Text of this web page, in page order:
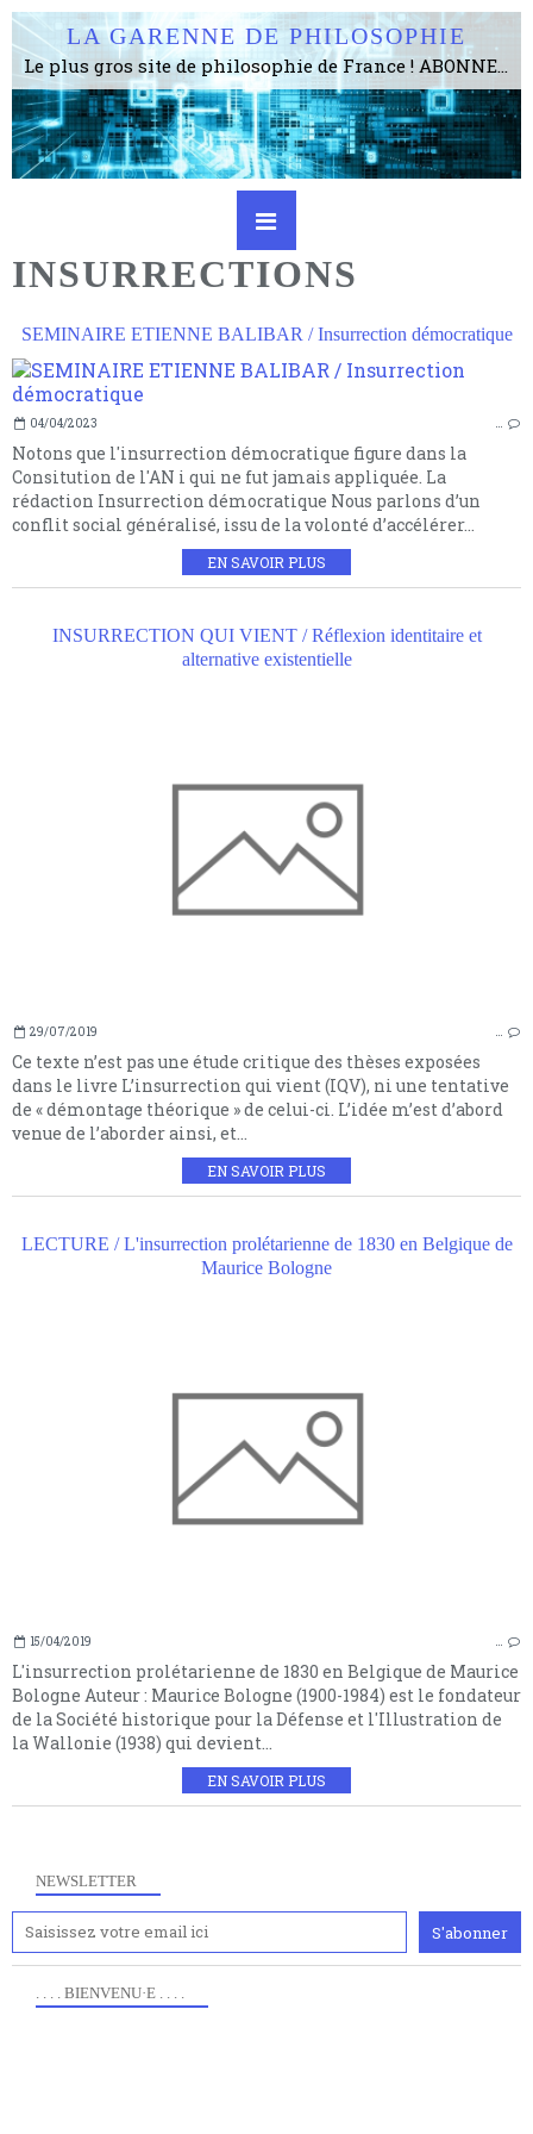
LA GARENNE DE PHILOSOPHIE
Le plus gros site de philosophie de France ! ABONNEZ-VOUS ! 4115 Articles, 1634 abonné·e·s, depuis 2006 . . . . . . . . 2 852 214 pages vues jusqu'à présent. Prestance et être apte à un plus grand nombre de choses.
INSURRECTIONS
SEMINAIRE ETIENNE BALIBAR / Insurrection démocratique
04/04/2023 …
Notons que l'insurrection démocratique figure dans la
Consitution de l'AN i qui ne fut jamais appliquée. La
rédaction Insurrection démocratique Nous parlons d’un
conflit social généralisé, issu de la volonté d’accélérer...
EN SAVOIR PLUS
INSURRECTION QUI VIENT / Réflexion identitaire et
alternative existentielle
29/07/2019 …
Ce texte n’est pas une étude critique des thèses exposées
dans le livre L’insurrection qui vient (IQV), ni une tentative
de « démontage théorique » de celui-ci. L’idée m’est d’abord
venue de l’aborder ainsi, et...
EN SAVOIR PLUS
LECTURE / L'insurrection prolétarienne de 1830 en Belgique de
Maurice Bologne
15/04/2019
L'insurrection prolétarienne de 1830 en Belgique de Maurice
Bologne Auteur : Maurice Bologne (1900-1984) est le fondateur
de la Société historique pour la Défense et l'Illustration de
la Wallonie (1938) qui devient...
EN SAVOIR PLUS
NEWSLETTER
. . . . BIENVENU·E . . . .